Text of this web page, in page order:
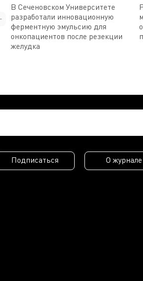
В Сеченовском Университете
разработали инновационную
ферментную эмульсию для
онкопациентов после резекции
желудка
Подписаться О журнале